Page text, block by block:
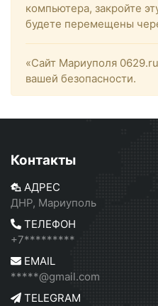
компьютера, закройте
будете перемещены
«Сайт Мариуполя
вашей безопасности.
Контакты
АДРЕС
ДНР, Мариуполь
ТЕЛЕФОН
+7*********
EMAIL
*****@gmail.com
TELEGRAM